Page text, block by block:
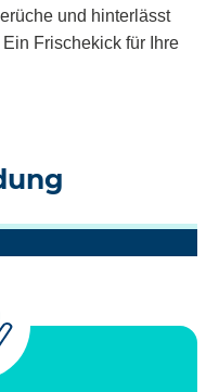
und hinterlässt
Frischekick für Ihre